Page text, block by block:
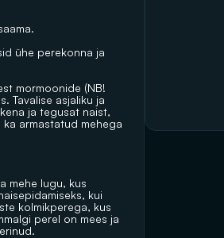
ühe perekonna ja
mormoonide (NB!
Tavalise asjaliku ja
ja tegusat naist,
armastatud mehega
mehe lugu, kus
kui
kolmikperega, kus
perel on mees ja